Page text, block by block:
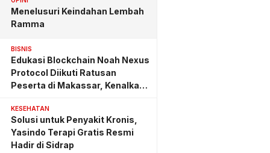
Menelusuri Keindahan Lembah
Ramma
BISNIS
Edukasi Blockchain Noah Nexus
Protocol Diikuti Ratusan
Peserta di Makassar, Kenalkan
KESEHATAN
Solusi untuk Penyakit Kronis,
Yasindo Terapi Gratis Resmi
Hadir di Sidrap